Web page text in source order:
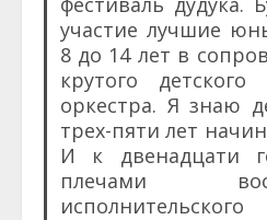
участие лучшие
8 до 14 лет в
крутого детского
оркестра. Я знаю
трех-пяти лет
И к двенадцати
плечами